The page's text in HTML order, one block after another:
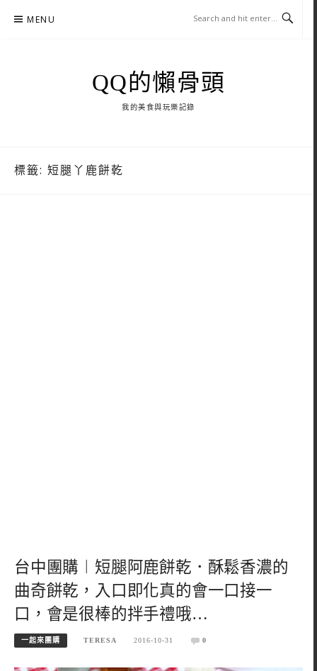
MENU
QQ的懶骨頭
我的美食與玩樂記錄
標籤: 短腿丫鹿餅乾
台中團購︱短腿阿鹿餅乾．酥鬆香濃的
曲奇餅乾，入口即化真的會一口接一
口，會是很棒的拌手禮哦…
一起來團購 TERESA 2016-10-31 0